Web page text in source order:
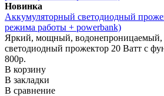
Новинка
Аккумуляторный светодиодный
режима работы + powerbank)
Яркий, мощный,
светодиодный прожектор 20 Ватт с
800р.
В корзину
В закладки
В сравнение